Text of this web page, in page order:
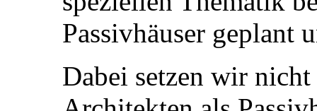
Passivhäuser geplant
Dabei setzen wir